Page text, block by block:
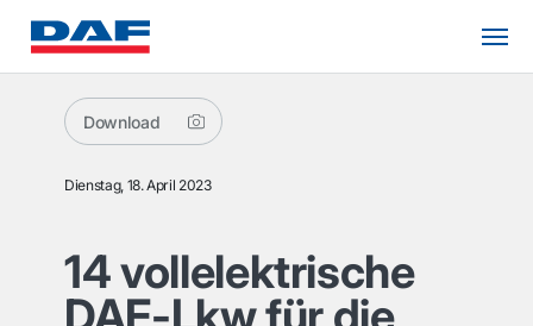
Download
Dienstag, 18. April 2023
14 vollelektrische